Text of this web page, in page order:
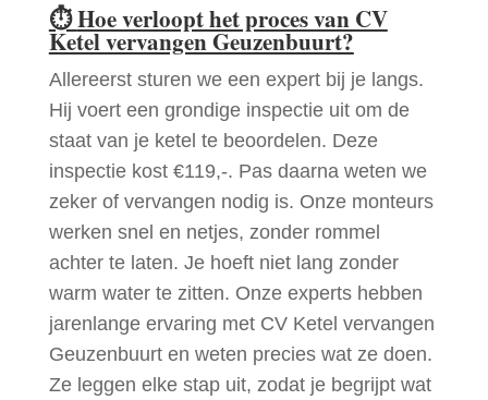
⏱Hoe verloopt het proces van CV
Ketel vervangen Geuzenbuurt?
Allereerst sturen we een expert bij je langs.
Hij voert een grondige inspectie uit om de
staat van je ketel te beoordelen. Deze
inspectie kost €119,-. Pas daarna weten we
zeker of vervangen nodig is. Onze monteurs
werken snel en netjes, zonder rommel
achter te laten. Je hoeft niet lang zonder
warm water te zitten. Onze experts hebben
jarenlange ervaring met CV Ketel vervangen
Geuzenbuurt en weten precies wat ze doen.
Ze leggen elke stap uit, zodat je begrijpt wat